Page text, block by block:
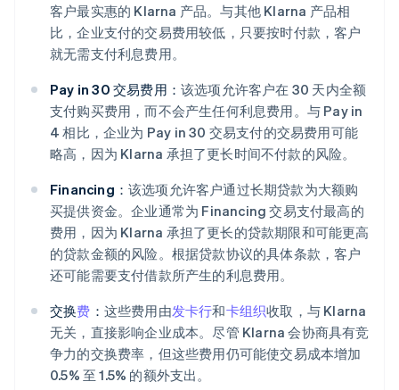
客户最实惠的 Klarna 产品。与其他 Klarna 产品相
比，企业支付的交易费用较低，只要按时付款，客户
就无需支付利息费用。
Pay in 30 交易费用： 该选项允许客户在 30 天内全额
支付购买费用，而不会产生任何利息费用。与 Pay in
4 相比，企业为 Pay in 30 交易支付的交易费用可能
略高，因为 Klarna 承担了更长时间不付款的风险。
Financing： 该选项允许客户通过长期贷款为大额购
买提供资金。企业通常为 Financing 交易支付最高的
费用，因为 Klarna 承担了更长的贷款期限和可能更高
的贷款金额的风险。根据贷款协议的具体条款，客户
还可能需要支付借款所产生的利息费用。
交换费 ： 这些费用由发卡行和卡组织收取，与 Klarna
无关，直接影响企业成本。尽管 Klarna 会协商具有竞
争力的交换费率，但这些费用仍可能使交易成本增加
0.5% 至 1.5% 的额外支出。